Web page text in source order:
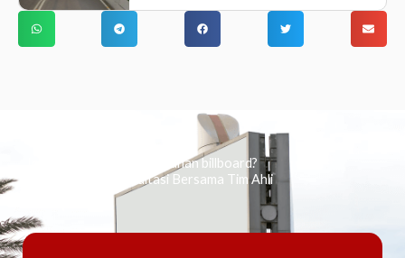
Ingin tahu tentang periklanan billboard?
Kami Berikan Konsultasi Bersama Tim Ahli